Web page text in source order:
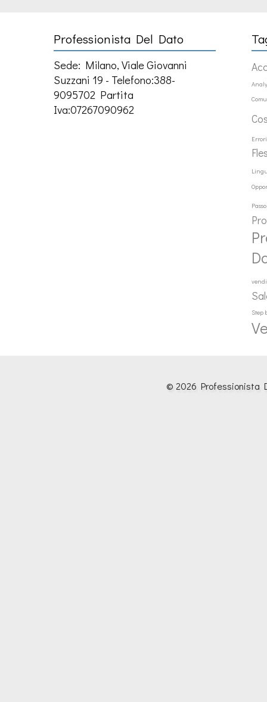
Professionista Del Dato
Sede: Milano, Viale Giovanni
Suzzani 19 - Telefono:388-
9095702 Partita
Iva:07267090962
Errori
Passo
Step
© 2026 Professionista